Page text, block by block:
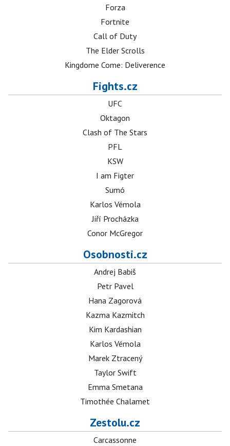
Forza
Fortnite
Call of Duty
The Elder Scrolls
Kingdome Come: Deliverence
Fights.cz
UFC
Oktagon
Clash of The Stars
PFL
KSW
I am Figter
Sumó
Karlos Vémola
Jiří Procházka
Conor McGregor
Osobnosti.cz
Andrej Babiš
Petr Pavel
Hana Zagorová
Kazma Kazmitch
Kim Kardashian
Karlos Vémola
Marek Ztracený
Taylor Swift
Emma Smetana
Timothée Chalamet
Zestolu.cz
Carcassonne